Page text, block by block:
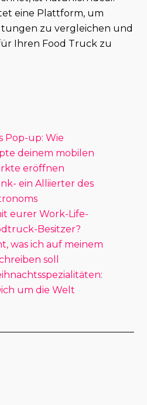
eine Plattform, um
zu vergleichen und
Ihren Food Truck zu
Pop-up: Wie
deinem mobilen
eröffnen
ein Alliierter des
eurer Work-Life-
Besitzer?
was ich auf meinem
soll
um die Welt